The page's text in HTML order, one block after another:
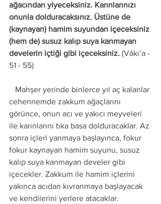
ağacından yiyeceksiniz. Karınlarınızı
onunla dolduracaksınız. Üstüne de
(kaynayan) hamim suyundan içeceksiniz
(hem de) susuz kalıp suya kanmayan
develerin içtiği gibi içeceksiniz. (Vâkı’a -
51 - 55)
cehennemde zakkum ağaçlarını
görünce, onun acı ve yakıcı meyveleri
ile karınlarını tıka basa dolduracaklar. Az
sonra içleri yanmaya başlayınca, fokur
fokur kaynayan hamim suyunu, susuz
kalıp suya kanmayan develer gibi
içecekler. Zakkum ile hamim içlerini
yakınca acıdan kıvranmaya başlayacak
ve kendilerini yerlere atacaklar.